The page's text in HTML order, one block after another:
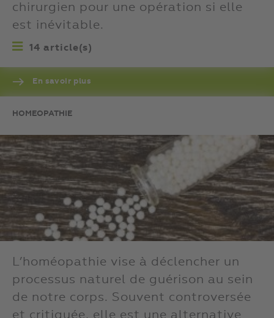
chirurgien pour une opération si elle
est inévitable.
14 article(s)
En savoir plus
HOMEOPATHIE
L’homéopathie vise à déclencher un
processus naturel de guérison au sein
de notre corps. Souvent controversée
et critiquée, elle est une alternative